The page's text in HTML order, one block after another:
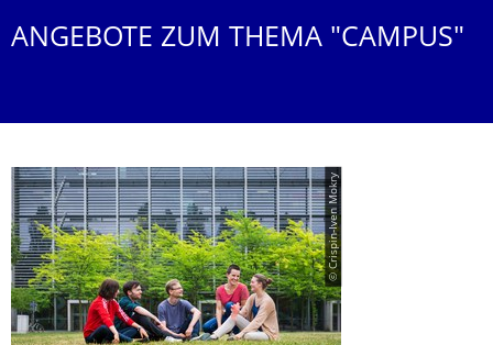
ANGEBOTE ZUM THEMA "CAMPUS"
© Crispin-Iven Mokry